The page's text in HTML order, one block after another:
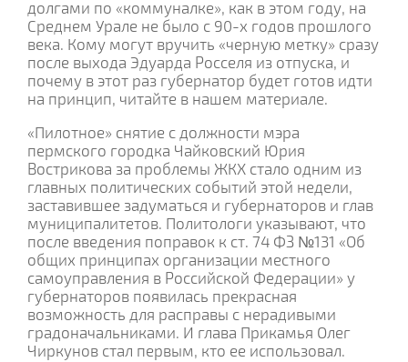
долгами по «коммуналке», как в этом году, на
Среднем Урале не было с 90-х годов прошлого
века. Кому могут вручить «черную метку» сразу
после выхода Эдуарда Росселя из отпуска, и
почему в этот раз губернатор будет готов идти
на принцип, читайте в нашем материале.
«Пилотное» снятие с должности мэра
пермского городка Чайковский Юрия
Вострикова за проблемы ЖКХ стало одним из
главных политических событий этой недели,
заставившее задуматься и губернаторов и глав
муниципалитетов. Политологи указывают, что
после введения поправок к ст. 74 ФЗ №131 «Об
общих принципах организации местного
самоуправления в Российской Федерации» у
губернаторов появилась прекрасная
возможность для расправы с нерадивыми
градоначальниками. И глава Прикамья Олег
Чиркунов стал первым, кто ее использовал.